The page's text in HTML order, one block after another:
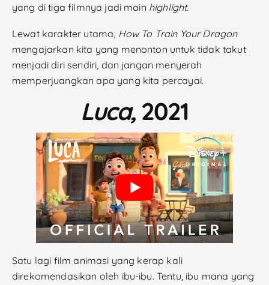
yang di tiga filmnya jadi main highlight.
Lewat karakter utama, How To Train Your Dragon
mengajarkan kita yang menonton untuk tidak takut
menjadi diri sendiri, dan jangan menyerah
memperjuangkan apa yang kita percayai.
Luca, 2021
Satu lagi film animasi yang kerap kali
direkomendasikan oleh ibu-ibu. Tentu, ibu mana yang